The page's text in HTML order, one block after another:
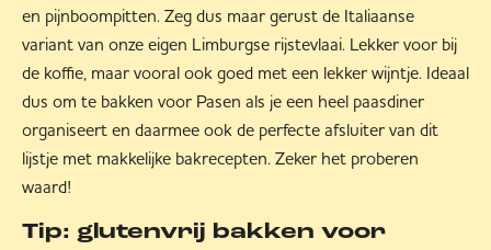
en pijnboompitten. Zeg dus maar gerust de Italiaanse
variant van onze eigen Limburgse rijstevlaai. Lekker voor bij
de koffie, maar vooral ook goed met een lekker wijntje. Ideaal
dus om te bakken voor Pasen als je een heel paasdiner
organiseert en daarmee ook de perfecte afsluiter van dit
lijstje met makkelijke bakrecepten. Zeker het proberen
waard!
Tip: glutenvrij bakken voor